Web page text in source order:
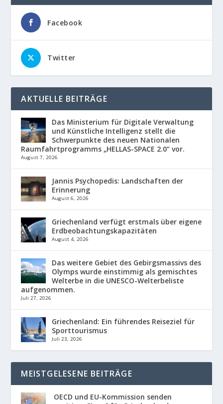
Facebook
Twitter
AKTUELLE BEITRÄGE
Das Ministerium für Digitale Verwaltung
und Künstliche Intelligenz stellt die
Schwerpunkte des neuen Nationalen
Raumfahrtprogramms „HELLAS-SPACE 2.0“ vor.
August 7, 2026
Jannis Psychopedis: Landschaften der
Erinnerung
August 6, 2026
Griechenland verfügt erstmals über eigene
Erdbeobachtungskapazitäten
August 4, 2026
Das weitere Gebiet des Gebirgsmassivs des
Olymps wurde einstimmig als gemischtes
Welterbe in die UNESCO-Welterbeliste
aufgenommen.
Juli 27, 2026
Griechenland: Ein führendes Reiseziel für
Sporttourismus
Juli 23, 2026
MEISTGELESENE BEITRÄGE
OECD und EU-Kommission senden